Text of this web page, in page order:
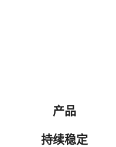
产品
持续稳定